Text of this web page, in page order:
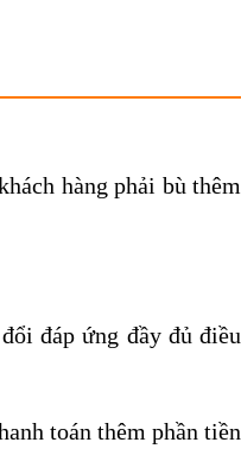
hàng phải bù thêm
đáp ứng đầy đủ điều
toán thêm phần tiền